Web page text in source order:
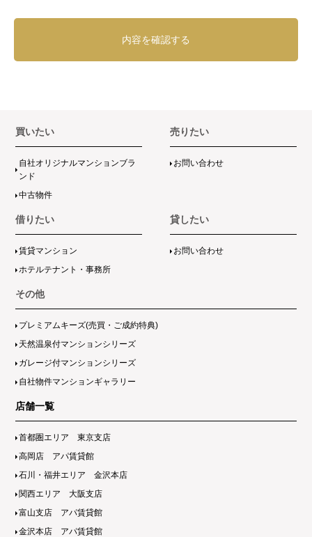
買いたい
自社オリジナルマンションブラ
ンド
中古物件
売りたい
お問い合わせ
借りたい
賃貸マンション
ホテルテナント・事務所
貸したい
お問い合わせ
その他
プレミアムキーズ(売買・ご成約特典)
天然温泉付マンションシリーズ
ガレージ付マンションシリーズ
自社物件マンションギャラリー
店舗一覧
首都圏エリア 東京支店
高岡店 アパ賃貸館
石川・福井エリア 金沢本店
関西エリア 大阪支店
富山支店 アパ賃貸館
金沢本店 アパ賃貸館